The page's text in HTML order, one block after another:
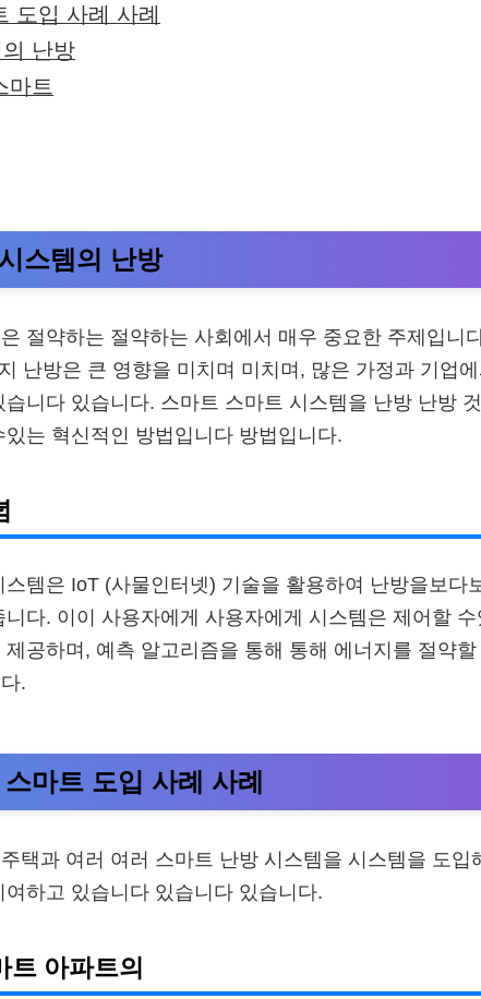
도입 사례 사례
난방
마트
스템의 난방
절약하는 절약하는 사회에서 매우 중요한 주제입니
난방은 큰 영향을 미치며 미치며, 많은 가정과 기업
니다 있습니다. 스마트 스마트 시스템을 난방 난방
는 혁신적인 방법입니다 방법입니다.
템은 IoT (사물인터넷) 기술을 활용하여 난방을보다
니다. 이이 사용자에게 사용자에게 시스템은 제어할
공하며, 예측 알고리즘을 통해 통해 에너지를 절약
.
마트 도입 사례 사례
택과 여러 여러 스마트 난방 시스템을 시스템을 도입
하고 있습니다 있습니다 있습니다.
트 아파트의